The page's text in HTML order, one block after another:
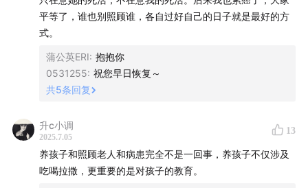
道德惩罚/情感惩罚：更善良的人注定承担更多吗？
如何建设一个支持的“照护之网”
什么是“喘息服务”？
什么是照护的“基础设施”？
个人可以为“照护之网”做些什么？
平等了，谁也别照顾谁，各自过好自己的日子就是最好的方
式。
蒲公英ERI: 抱抱你
0531255: 祝您早日恢复～
共5条回复
升c小调
2025.7.05
13
养孩子和照顾老人和病患完全不是一回事，养孩子不仅涉及
吃喝拉撒，更重要的是对孩子的教育。